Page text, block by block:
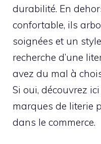
durabilité. En
confortable, ils
soignées et un
recherche d’une
avez du mal à
Si oui, découvrez
marques de literie
dans le commerce.